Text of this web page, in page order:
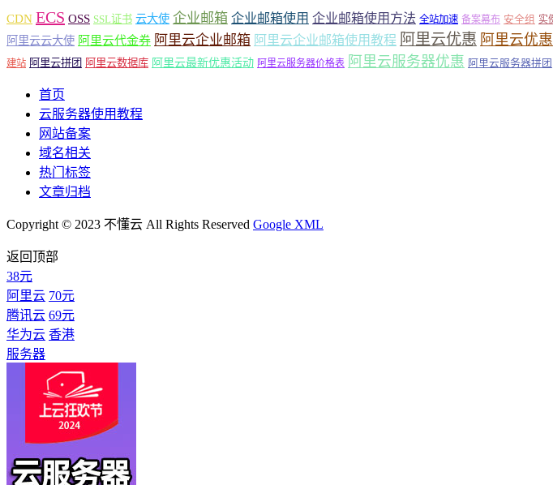
CDN ECS OSS SSL证书 云大使 企业邮箱 企业邮箱使用 企业邮箱使用方法 全站加速 备案幕布 安全组 实
阿里云云大使 阿里云代金券 阿里云企业邮箱 阿里云企业邮箱使用教程 阿里云优惠 阿里云优
建站 阿里云拼团 阿里云数据库 阿里云最新优惠活动 阿里云服务器价格表 阿里云服务器优惠 阿里云服务器拼团
首页
云服务器使用教程
网站备案
域名相关
热门标签
文章归档
Copyright © 2023 不懂云 All Rights Reserved Google XML
返回顶部
38元
阿里云 70元
腾讯云 69元
华为云 香港
服务器